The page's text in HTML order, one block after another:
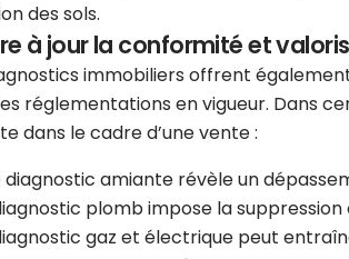
des sols.
à jour la conformité et
immobiliers offrent
réglementations en vigueur. Dans
dans le cadre d’une vente :
diagnostic amiante révèle un
plomb impose la
gaz et électrique peut